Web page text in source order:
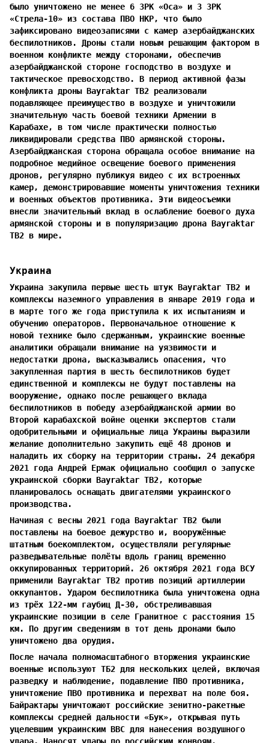
было уничтожено не менее 6 ЗРК «Оса» и 3 ЗРК
«Стрела-10» из состава ПВО НКР, что было
зафиксировано видеозаписями с камер азербайджанских
беспилотников. Дроны стали новым решающим фактором в
военном конфликте между сторонами, обеспечив
азербайджанской стороне господство в воздухе и
тактическое превосходство. В период активной фазы
конфликта дроны Bayraktar TB2 реализовали
подавляющее преимущество в воздухе и уничтожили
значительную часть боевой техники Армении в
Карабахе, в том числе практически полностью
ликвидировали средства ПВО армянской стороны.
Азербайджанская сторона обращала особое внимание на
подробное медийное освещение боевого применения
дронов, регулярно публикуя видео с их встроенных
камер, демонстрировавшие моменты уничтожения техники
и военных объектов противника. Эти видеосъемки
внесли значительный вклад в ослабление боевого духа
армянской стороны и в популяризацию дрона Bayraktar
TB2 в мире.
Украина
Украина закупила первые шесть штук Bayraktar TB2 и
комплексы наземного управления в январе 2019 года и
в марте того же года приступила к их испытаниям и
обучению операторов. Первоначальное отношение к
новой технике было сдержанным, украинские военные
аналитики обращали внимание на уязвимости и
недостатки дрона, высказывались опасения, что
закупленная партия в шесть беспилотников будет
единственной и комплексы не будут поставлены на
вооружение, однако после решающего вклада
беспилотников в победу азербайджанской армии во
Второй карабахской войне оценки экспертов стали
одобрительными и официальные лица Украины выразили
желание дополнительно закупить ещё 48 дронов и
наладить их сборку на территории страны. 24 декабря
2021 года Андрей Ермак официально сообщил о запуске
украинской сборки Bayraktar TB2, которые
планировалось оснащать двигателями украинского
производства.
Начиная с весны 2021 года Bayraktar TB2 были
поставлены на боевое дежурство и, вооружённые
штатным боекомплектом, осуществляли регулярные
разведывательные полёты вдоль границ временно
оккупированных территорий. 26 октября 2021 года ВСУ
применили Bayraktar TB2 против позиций артиллерии
оккупантов. Ударом беспилотника была уничтожена одна
из трёх 122-мм гаубиц Д-30, обстреливавшая
украинские позиции в селе Гранитное с расстояния 15
км. По другим сведениям в тот день дронами было
уничтожено два орудия.
После начала полномасштабного вторжения украинские
военные используют ТБ2 для нескольких целей, включая
разведку и наблюдение, подавление ПВО противника,
уничтожение ПВО противника и перехват на поле боя.
Байрактары уничтожают российские зенитно-ракетные
комплексы средней дальности «Бук», открывая путь
уцелевшим украинским ВВС для нанесения воздушного
удара. Наносят удары по российским конвоям,